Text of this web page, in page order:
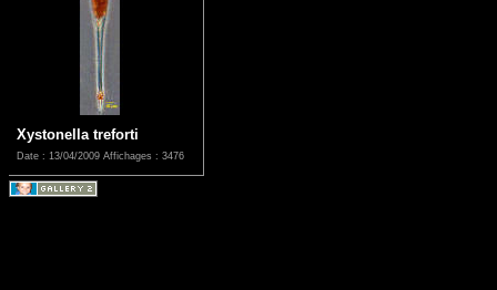
Xystonella treforti
Date : 13/04/2009 Affichages : 3476